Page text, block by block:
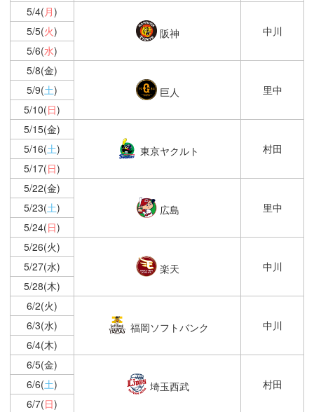
5/4(月)
阪神
中川
5/5(火)
5/6(水)
5/8(金)
巨人
里中
5/9(土)
5/10(日)
5/15(金)
東京ヤクルト
村田
5/16(土)
5/17(日)
5/22(金)
広島
里中
5/23(土)
5/24(日)
5/26(火)
楽天
中川
5/27(水)
5/28(木)
6/2(火)
福岡ソフトバンク
中川
6/3(水)
6/4(木)
6/5(金)
埼玉西武
村田
6/6(土)
6/7(日)